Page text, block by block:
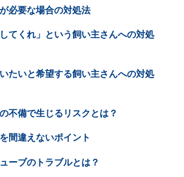
必要な場合の対処法
してくれ」という飼い主さんへの対処
たいと希望する飼い主さんへの対処
不備で生じるリスクとは？
間違えないポイント
ーブのトラブルとは？